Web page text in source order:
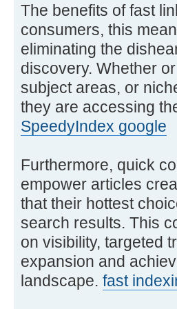
The benefits of fast
consumers, this
eliminating the
discovery. Whether
subject areas, or
they are accessing
SpeedyIndex google
Furthermore, quick
empower articles
that their hottest
search results. This
on visibility, targeted
expansion and
landscape. fast